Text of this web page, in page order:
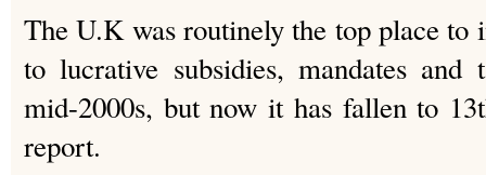
The U.K was routinely the top place to
to lucrative subsidies, mandates
mid-2000s, but now it has fallen to
report.